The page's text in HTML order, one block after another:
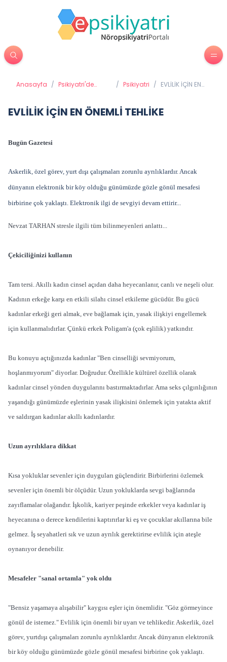
Anasayfa / Psikiyatri'de
/ Psikiyatri / EVLİLİK İÇİN EN
EVLİLİK İÇİN EN ÖNEMLİ TEHLİKE
Bugün Gazetesi
Askerlik, özel görev, yurt dışı çalışmaları zorunlu ayrılıklardır. Ancak
dünyanın elektronik bir köy olduğu günümüzde gözle gönül mesafesi
birbirine çok yaklaştı. Elektronik ilgi de sevgiyi devam ettirir...
Nevzat TARHAN stresle ilgili tüm bilinmeyenleri anlattı...
Çekiciliğinizi kullanın
Tam tersi. Akıllı kadın cinsel açıdan daha heyecanlanır, canlı ve neşeli olur.
Kadının erkeğe karşı en etkili silahı cinsel etkileme gücüdür. Bu gücü
kadınlar erkeği geri almak, eve bağlamak için, yasak ilişkiyi engellemek
için kullanmalıdırlar. Çünkü erkek Poligam'a (çok eşlilik) yatkındır.
Bu konuyu açtığınızda kadınlar "Ben cinselliği sevmiyorum,
hoşlanmıyorum" diyorlar. Doğrudur. Özellikle kültürel özellik olarak
kadınlar cinsel yönden duygularını bastırmaktadırlar. Ama seks çılgınlığının
yaşandığı günümüzde eşlerinin yasak ilişkisini önlemek için yatakta aktif
ve saldırgan kadınlar akıllı kadınlardır.
Uzun ayrılıklara dikkat
Kısa yokluklar sevenler için duyguları güçlendirir. Birbirlerini özlemek
sevenler için önemli bir ölçüdür. Uzun yokluklarda sevgi bağlarında
zayıflamalar olağandır. İşkolik, kariyer peşinde erkekler veya kadınlar iş
heyecanına o derece kendilerini kaptırırlar ki eş ve çocuklar akıllarına bile
gelmez. İş seyahatleri sık ve uzun ayrılık gerektirirse evlilik için ateşle
oynanıyor denebilir.
Mesafeler "sanal ortamla" yok oldu
"Bensiz yaşamaya alışabilir" kaygısı eşler için önemlidir. "Göz görmeyince
gönül de istemez." Evlilik için önemli bir uyarı ve tehlikedir. Askerlik, özel
görev, yurtdışı çalışmaları zorunlu ayrılıklardır. Ancak dünyanın elektronik
bir köy olduğu günümüzde gözle gönül mesafesi birbirine çok yaklaştı.